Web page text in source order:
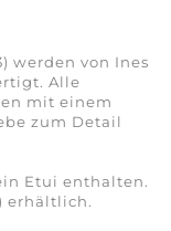
werden von Ines
Alle
mit einem
zum Detail
Etui enthalten.
erhältlich.